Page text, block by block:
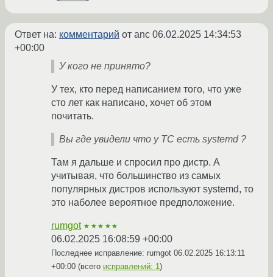
Ответ на: комментарий от anc 06.02.2025 14:34:53
+00:00
У кого не принято?
У тех, кто перед написанием того, что уже
сто лет как написано, хочет об этом
почитать.
Вы где увидели что у ТС есть systemd ?
Там я дальше и спросил про дистр. А
учитывая, что большинство из самых
популярных дистров используют systemd, то
это наболее вероятное предположение.
rumgot ★★★★★
06.02.2025 16:08:59 +00:00
Последнее исправление: rumgot 06.02.2025 16:13:11
+00:00 (всего исправлений: 1)